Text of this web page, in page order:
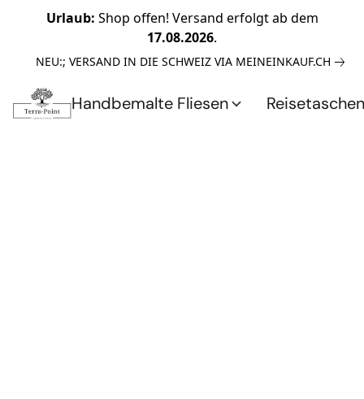
Urlaub: Shop offen! Versand erfolgt ab dem
17.08.2026.
NEU:; VERSAND IN DIE SCHWEIZ VIA MEINEINKAUF.CH
Handbemalte Fliesen